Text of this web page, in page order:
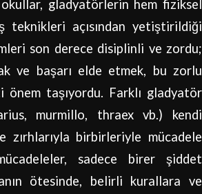
gladyatörlerin hem fiziksel
teknikleri açısından yetiştirildiği
son derece disiplinli ve zordu;
ve başarı elde etmek, bu zorlu
önem taşıyordu. Farklı gladyatör
murmillo, thraex vb.) kendi
zırhlarıyla birbirleriyle mücadele
sadece birer şiddet
ötesinde, belirli kurallara ve